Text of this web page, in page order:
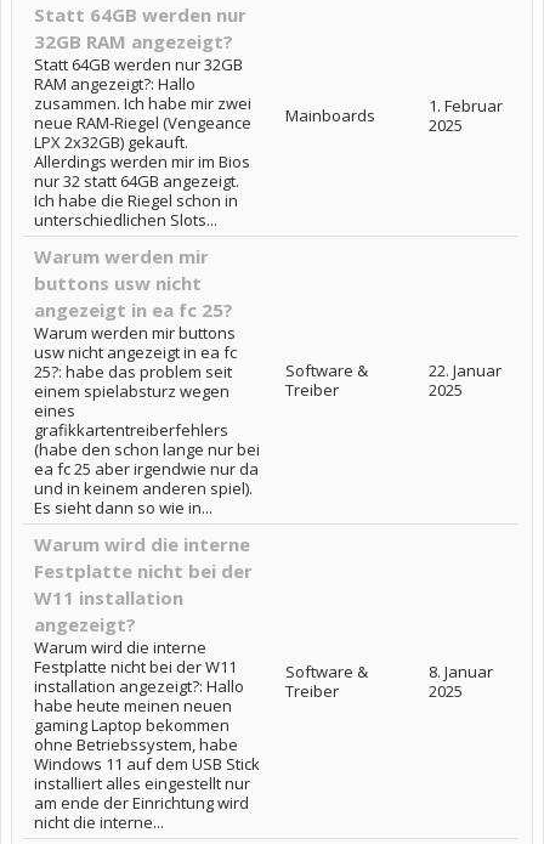
Statt 64GB werden nur
32GB RAM angezeigt?
Statt 64GB werden nur 32GB
RAM angezeigt?: Hallo
zusammen. Ich habe mir zwei
neue RAM-Riegel (Vengeance
LPX 2x32GB) gekauft.
Allerdings werden mir im Bios
nur 32 statt 64GB angezeigt.
Ich habe die Riegel schon in
unterschiedlichen Slots...
Mainboards
1. Februar
2025
Warum werden mir
buttons usw nicht
angezeigt in ea fc 25?
Warum werden mir buttons
usw nicht angezeigt in ea fc
25?: habe das problem seit
einem spielabsturz wegen
eines
grafikkartentreiberfehlers
(habe den schon lange nur bei
ea fc 25 aber irgendwie nur da
und in keinem anderen spiel).
Es sieht dann so wie in...
Software &
Treiber
22. Januar
2025
Warum wird die interne
Festplatte nicht bei der
W11 installation
angezeigt?
Warum wird die interne
Festplatte nicht bei der W11
installation angezeigt?: Hallo
habe heute meinen neuen
gaming Laptop bekommen
ohne Betriebssystem, habe
Windows 11 auf dem USB Stick
installiert alles eingestellt nur
am ende der Einrichtung wird
nicht die interne...
Software &
Treiber
8. Januar
2025